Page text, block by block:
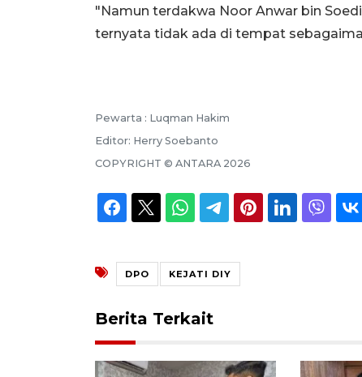
"Namun terdakwa Noor Anwar bin
ternyata tidak ada di tempat
Pewarta : Luqman Hakim
Editor: Herry Soebanto
COPYRIGHT © ANTARA 2026
DPO KEJATI DIY
Berita Terkait